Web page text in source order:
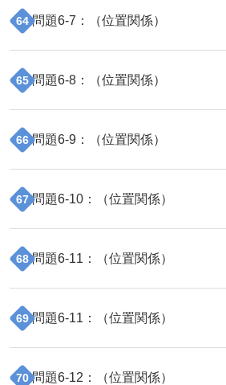
64 問題6-7 ：（位置関係）
65 問題6-8 ：（位置関係）
66 問題6-9 ：（位置関係）
67 問題6-10 ：（位置関係）
68 問題6-11 ：（位置関係）
69 問題6-11 ：（位置関係）
70 問題6-12 ：（位置関係）